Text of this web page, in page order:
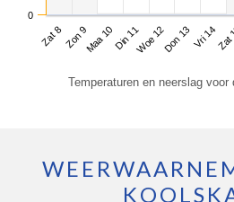
Zat 8Zon 9Maa 10Din 11Woe 12Don 13Vri 14
0
Temperaturen en neerslag voor